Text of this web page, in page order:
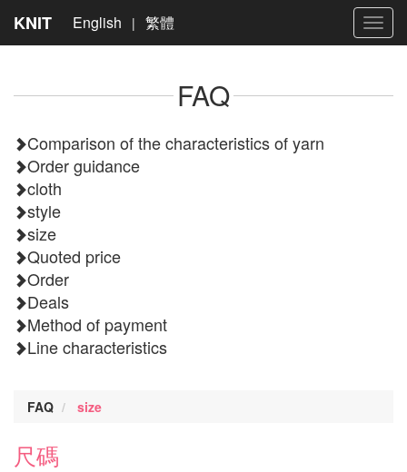
KNIT English | 繁體
FAQ
Comparison of the characteristics of yarn
Order guidance
cloth
style
size
Quoted price
Order
Deals
Method of payment
Line characteristics
FAQ size
尺碼